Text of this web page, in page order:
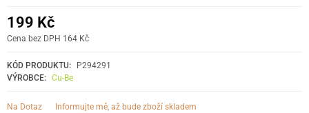
199 Kč
Cena bez DPH 164 Kč
KÓD PRODUKTU:
P294291
VÝROBCE: Cu-Be
Na Dotaz informujte mě, až bude zboží skladem